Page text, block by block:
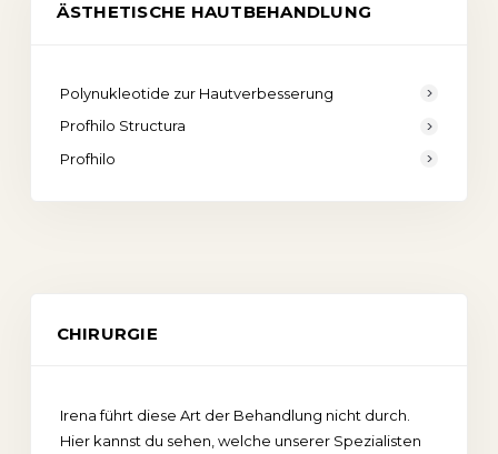
ÄSTHETISCHE HAUTBEHANDLUNG
Polynukleotide zur Hautverbesserung
Profhilo Structura
Profhilo
CHIRURGIE
Irena führt diese Art der Behandlung nicht durch.
Hier kannst du sehen, welche unserer Spezialisten